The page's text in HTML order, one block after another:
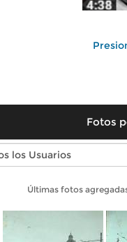
Fotos
Fotos antiguas
Últimas fotos